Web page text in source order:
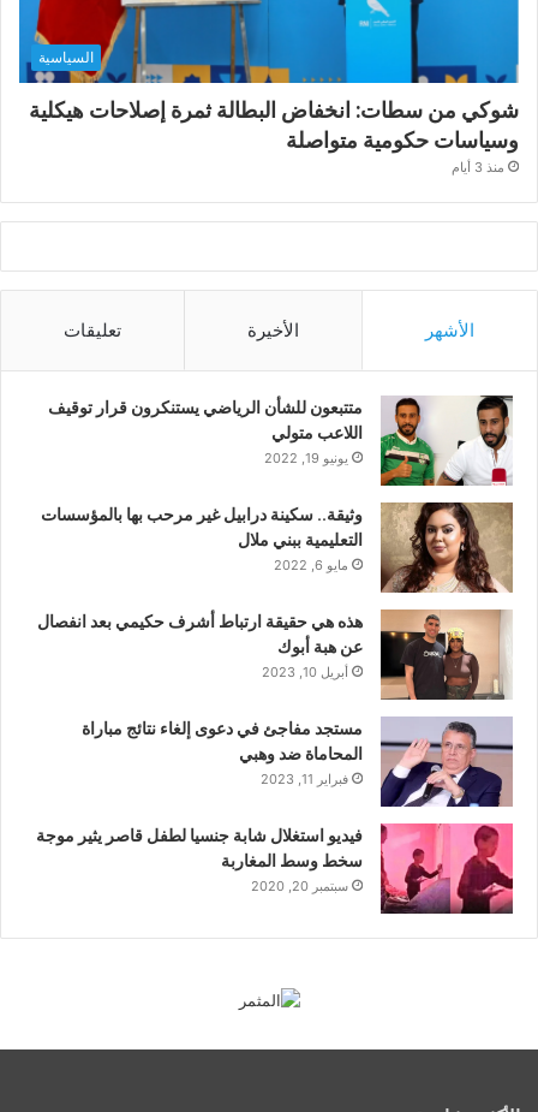
السياسية
شوكي من سطات: انخفاض البطالة ثمرة إصلاحات هيكلية
وسياسات حكومية متواصلة
منذ 3 أيام
الأشهر الأخيرة تعليقات
متتبعون للشأن الرياضي يستنكرون قرار توقيف
اللاعب متولي
يونيو 19, 2022
وثيقة.. سكينة درابيل غير مرحب بها بالمؤسسات
التعليمية ببني ملال
مايو 6, 2022
هذه هي حقيقة ارتباط أشرف حكيمي بعد انفصال
عن هبة أبوك
أبريل 10, 2023
مستجد مفاجئ في دعوى إلغاء نتائج مباراة
المحاماة ضد وهبي
فبراير 11, 2023
فيديو استغلال شابة جنسيا لطفل قاصر يثير موجة
سخط وسط المغاربة
سبتمبر 20, 2020